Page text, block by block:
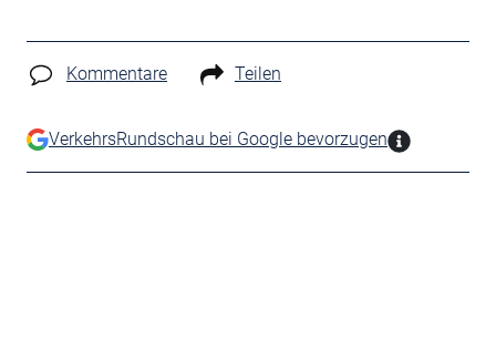
Kommentare Teilen
VerkehrsRundschau bei Google bevorzugen